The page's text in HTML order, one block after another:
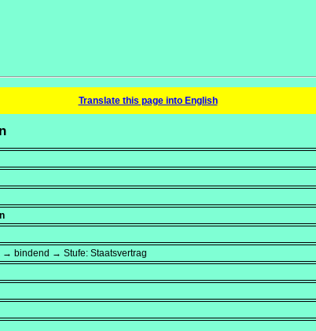
Translate this page into English
→ bindend → Stufe: Staatsvertrag